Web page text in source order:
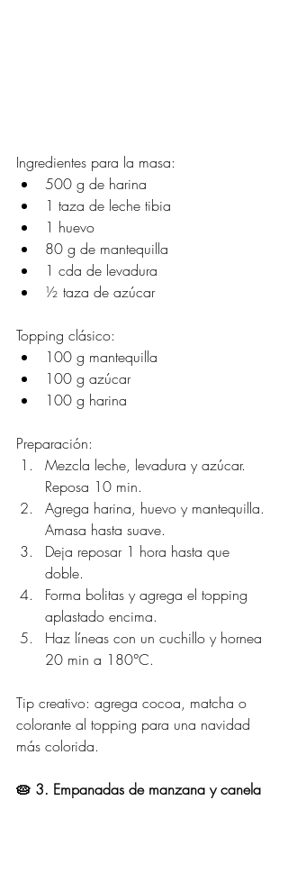
Ingredientes para la masa:
500 g de harina
1 taza de leche tibia
1 huevo
80 g de mantequilla
1 cda de levadura
½ taza de azúcar
Topping clásico:
100 g mantequilla
100 g azúcar
100 g harina
Preparación:
Mezcla leche, levadura y azúcar.
Reposa 10 min.
Agrega harina, huevo y mantequilla.
Amasa hasta suave.
Deja reposar 1 hora hasta que
doble.
Forma bolitas y agrega el topping
aplastado encima.
Haz líneas con un cuchillo y hornea
20 min a 180°C.
Tip creativo: agrega cocoa, matcha o
colorante al topping para una navidad
más colorida.
🥧 3. Empanadas de manzana y canela